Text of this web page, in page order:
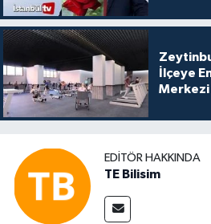
İlçeye
EDITÖR HAKKINDA
TE Bilisim